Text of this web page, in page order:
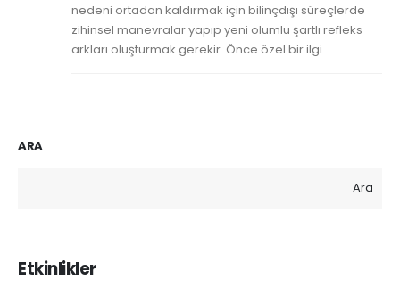
nedeni ortadan kaldırmak için bilinçdışı süreçlerde
zihinsel manevralar yapıp yeni olumlu şartlı refleks
arkları oluşturmak gerekir. Önce özel bir ilgi...
ARA
Ara
Etkinlikler